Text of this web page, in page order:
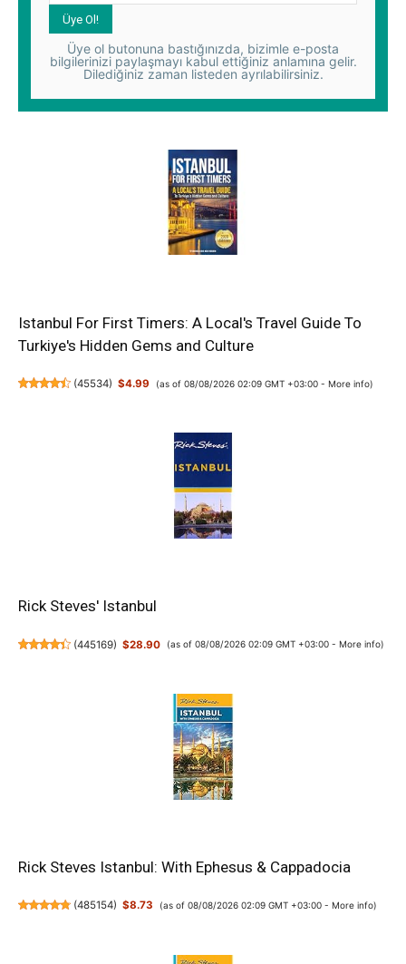
Üye ol butonuna bastığınızda, bizimle e-posta
bilgilerinizi paylaşmayı kabul ettiğiniz anlamına gelir.
Dilediğiniz zaman listeden ayrılabilirsiniz.
Istanbul For First Timers: A Local's Travel Guide To
Turkiye's Hidden Gems and Culture
(45534) $4.99 (as of 08/08/2026 02:09 GMT +03:00 - More info)
Rick Steves' Istanbul
(445169) $28.90 (as of 08/08/2026 02:09 GMT +03:00 - More info)
Rick Steves Istanbul: With Ephesus & Cappadocia
(485154) $8.73 (as of 08/08/2026 02:09 GMT +03:00 - More info)